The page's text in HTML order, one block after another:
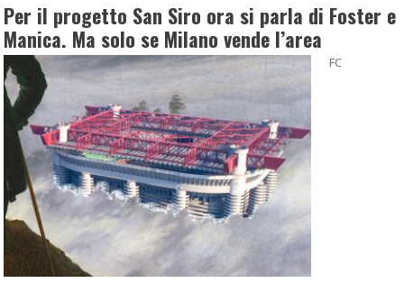
Per il progetto San Siro ora si parla di Foster e
Manica. Ma solo se Milano vende l’area
FC